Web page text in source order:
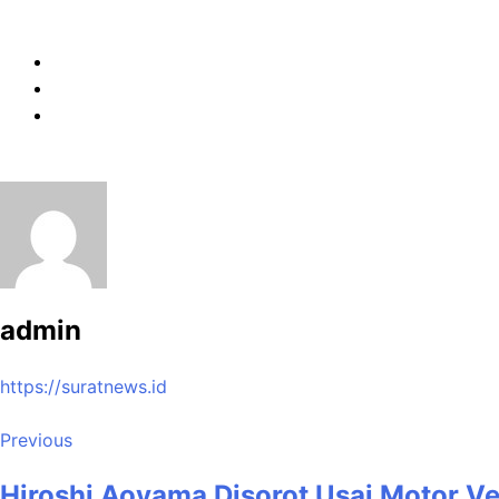
admin
https://suratnews.id
Previous